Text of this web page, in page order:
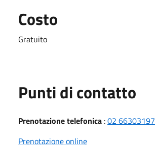
Costo
Gratuito
Punti di contatto
Prenotazione telefonica :02 66303197
Prenotazione online